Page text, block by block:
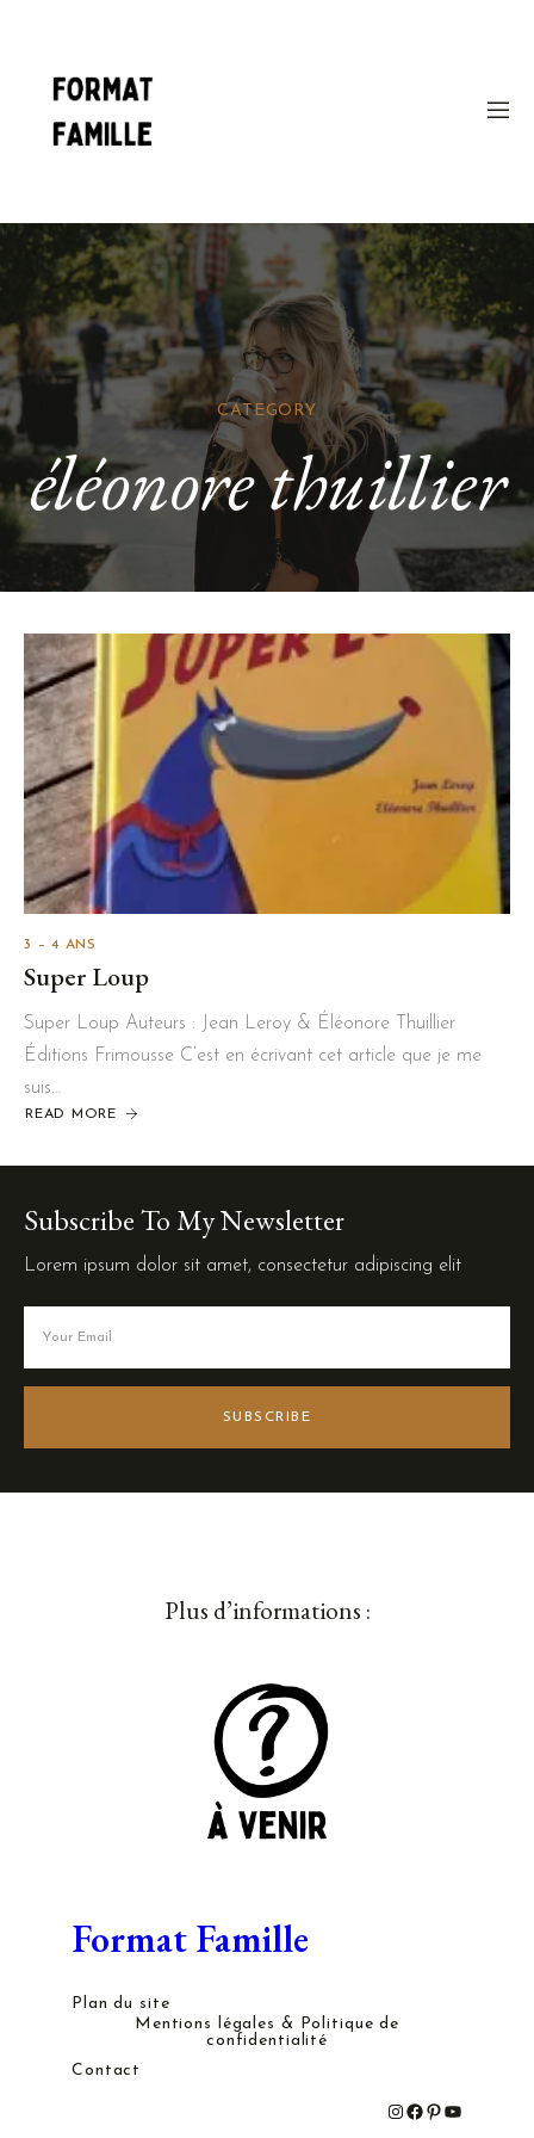
CATEGORY
éléonore thuillier
3 – 4 ANS
Super Loup
Super Loup Auteurs : Jean Leroy & Éléonore Thuillier
Éditions Frimousse C’est en écrivant cet article que je me
suis…
READ MORE
Subscribe To My Newsletter
Lorem ipsum dolor sit amet, consectetur adipiscing elit
SUBSCRIBE
Plus d’informations :
Format Famille
Plan du site
Mentions légales & Politique de
confidentialité
Contact
# # # #